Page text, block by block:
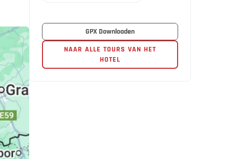
GPX Downloaden
NAAR ALLE TOURS VAN HET
HOTEL